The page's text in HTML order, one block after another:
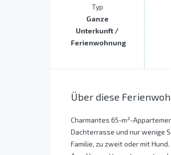
Typ
Ganze
Unterkunft /
Ferienwohnung
Über diese
Charmantes 65-m²-
Dachterrasse und nur wenige
Familie, zu zweit oder mit Hund.